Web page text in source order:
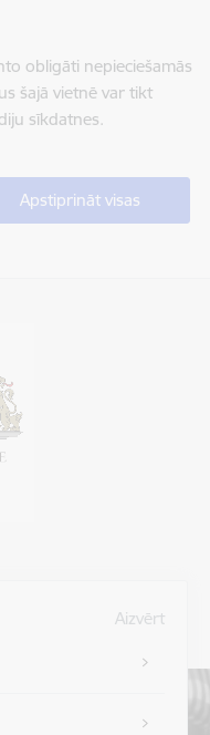
obligāti nepieciešamās
šajā vietnē var tikt
sīkdatnes.
Apstiprināt visas
Aizvērt